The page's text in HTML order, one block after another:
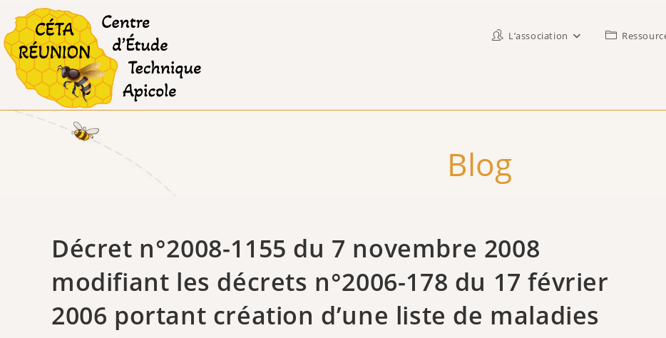
content
L’association
Blog
Décret n°2008-1155 du 7 novembre 2008
modifiant les décrets n°2006-178 du 17 février
2006 portant création d’une liste de maladies